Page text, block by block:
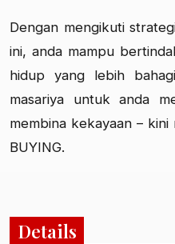
Dengan mengikuti
ini, anda mampu
hidup yang lebih
masariya untuk anda
membina kekayaan –
BUYING.
Details